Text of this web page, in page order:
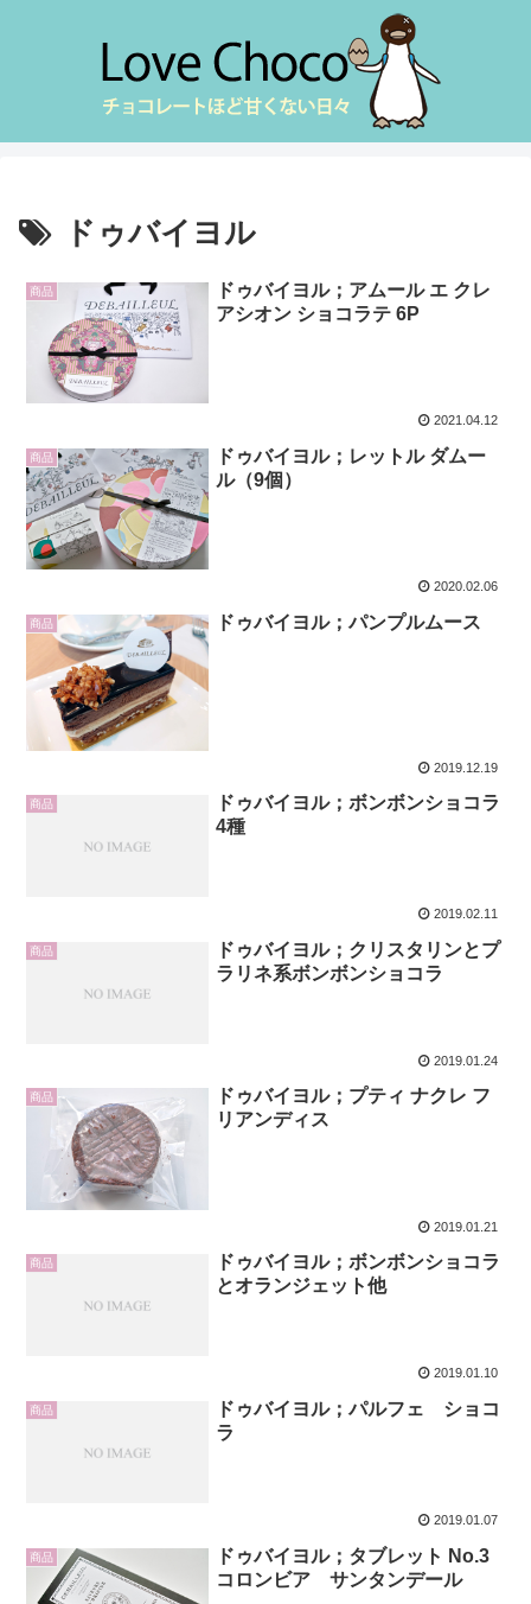
ドゥバイヨル
商品
ドゥバイヨル；アムール エ クレ
アシオン ショコラテ 6P
2021.04.12
商品
ドゥバイヨル；レットル ダムー
ル（9個）
2020.02.06
商品 ドゥバイヨル；パンプルムース
2019.12.19
商品
ドゥバイヨル；ボンボンショコラ
4種
2019.02.11
商品
ドゥバイヨル；クリスタリンとプ
ラリネ系ボンボンショコラ
2019.01.24
商品
ドゥバイヨル；プティ ナクレ フ
リアンディス
2019.01.21
商品
ドゥバイヨル；ボンボンショコラ
とオランジェット他
2019.01.10
商品
ドゥバイヨル；パルフェ ショコ
ラ
2019.01.07
商品
ドゥバイヨル；タブレット No.3
コロンビア サンタンデール